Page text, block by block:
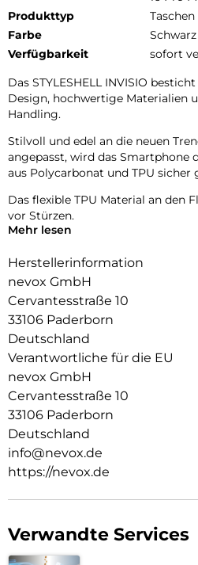
Produkttyp
Farbe
Schwarz
Verfügbarkeit
sofort
Das STYLESHELL INVISIO
Design, hochwertige Materialien
Handling.
Stilvoll und edel an die neuen
angepasst, wird das Smartphone
aus Polycarbonat und TPU sicher
Das flexible TPU Material an den
vor Stürzen.
Durch die spezielle Beschichtung
Griffigkeit und wirkt edel.
Die Anschlüsse, Knöpfe und
Hochwertiges
Schockproof durch eingearbeitete
Mehr lesen
Herstellerinformation
nevox GmbH
Cervantesstraße 10
33106 Paderborn
Deutschland
Verantwortliche für die EU
nevox GmbH
Cervantesstraße 10
33106 Paderborn
Deutschland
info@nevox.de
https://nevox.de
Verwandte Services